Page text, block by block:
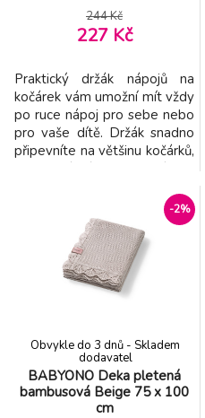
244 Kč
227 Kč
Praktický držák nápojů na
kočárek vám umožní mít vždy
po ruce nápoj pro sebe nebo
pro vaše dítě. Držák snadno
připevníte na většinu kočárků,
kočárku. Rozměry: 15 x 5 x
-2%
BABYONO Deka pletená
bambusová Beige 75 x 100
cm
Obvykle do 3 dnů - Skladem
dodavatel